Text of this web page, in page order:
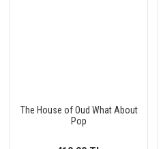
The House of Oud What About
Pop